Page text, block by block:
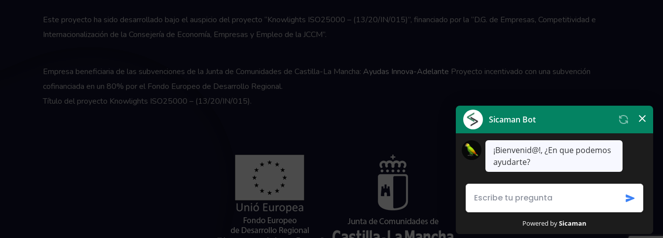
Este proyecto ha sido desarrollado bajo el auspicio del proyecto “Knowlights ISO25000 – (13/20/IN/015)”, financiado por la “D.G. de Empresas, Competitividad e
Internacionalización de la Consejería de Economía, Empresas y Empleo de la JCCM”.
Empresa beneficiaria de las subvenciones de la Junta de Comunidades de Castilla-La Mancha: Ayudas Innova-Adelante Proyecto incentivado con una subvención
cofinanciada en un 80% por el Fondo Europeo de Desarrollo Regional.
Título del proyecto Knowlights ISO25000 – (13/20/IN/015).